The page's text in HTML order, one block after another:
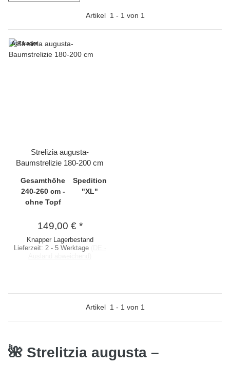
Artikel 1 - 1 von 1
Auf Lager
Strelizia augusta-
Baumstrelizie 180-200 cm
Gesamthöhe
240-260 cm -
ohne Topf
Spedition
"XL"
149,00 € *
Knapper Lagerbestand
Lieferzeit: 2 - 5 Werktage
Artikel 1 - 1 von 1
🌺 Strelitzia augusta –